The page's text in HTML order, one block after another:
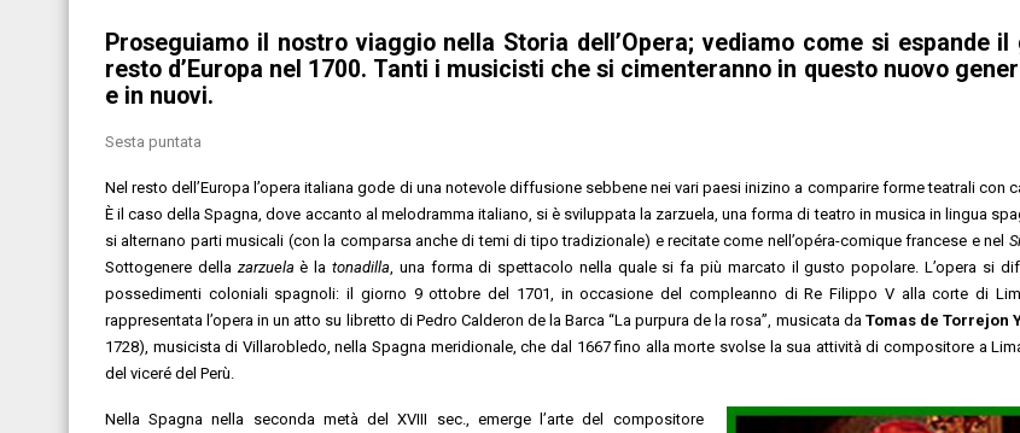
Proseguiamo il nostro viaggio nella Storia dell’Opera; vediamo come si espande il
resto d’Europa nel 1700. Tanti i musicisti che si cimenteranno in questo nuovo
e in nuovi.
Sesta puntata
Nel resto dell’Europa l’opera italiana gode di una notevole diffusione sebbene nei vari paesi inizino a comparire forme teatrali con
È il caso della Spagna, dove accanto al melodramma italiano, si è sviluppata la zarzuela, una forma di teatro in musica in lingua
si alternano parti musicali (con la comparsa anche di temi di tipo tradizionale) e recitate come nell’opéra-comique francese e nel
Sottogenere della zarzuela è la tonadilla , una forma di spettacolo nella quale si fa più marcato il gusto popolare. L’opera si
possedimenti coloniali spagnoli: il giorno 9 ottobre del 1701, in occasione del compleanno di Re Filippo V alla corte di
rappresentata l’opera in un atto su libretto di Pedro Calderon de la Barca “La purpura de la rosa”, musicata da Tomas de Torrejon
1728), musicista di Villarobledo, nella Spagna meridionale, che dal 1667 fino alla morte svolse la sua attività di compositore a
del viceré del Perù.
Nella Spagna nella seconda metà del XVIII sec., emerge l’arte del compositore